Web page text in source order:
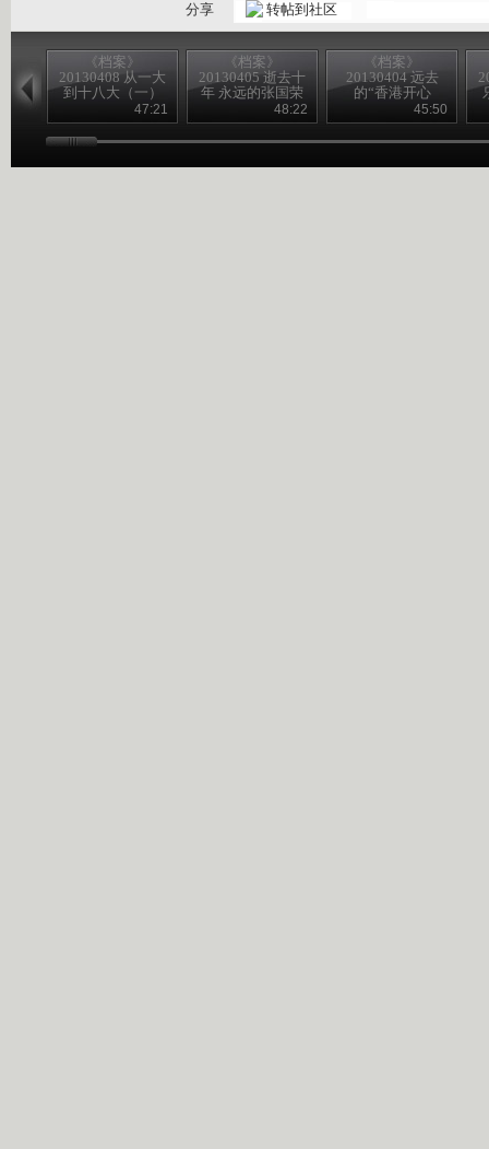
分享
转帖到社区
《档案》
20130408 从一大
到十八大（一）
47:21
《档案》
20130405 逝去十
年 永远的张国荣
48:22
《档案》
20130404 远去
的“香港开心
果”沈殿霞45:50